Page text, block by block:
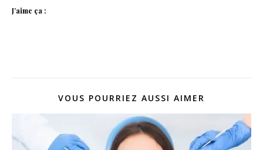
J’aime ça :
VOUS POURRIEZ AUSSI AIMER